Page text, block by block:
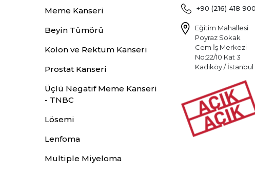
Meme Kanseri
Beyin Tümörü
Kolon ve Rektum Kanseri
Prostat Kanseri
Üçlü Negatif Meme Kanseri
- TNBC
Lösemi
Lenfoma
Multiple Miyeloma
+90 (216) 418
Eğitim Mahallesi
Poyraz Sokak
Cem İş Merkezi
No:22/10 Kat 3
Kadıköy / İstanbul